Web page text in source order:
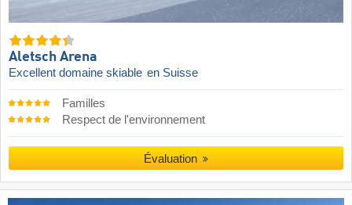
Aletsch Arena
Excellent domaine skiable en Suisse
Familles
Respect de l'environnement
Évaluation